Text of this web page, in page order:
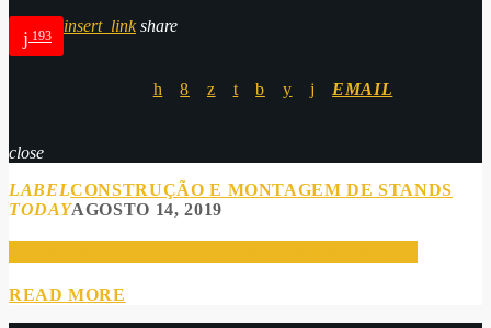
193
insert_link share
EMAIL
close
LABELCONSTRUÇÃO E MONTAGEM DE STANDS
TODAYAGOSTO 14, 2019
READ MORE